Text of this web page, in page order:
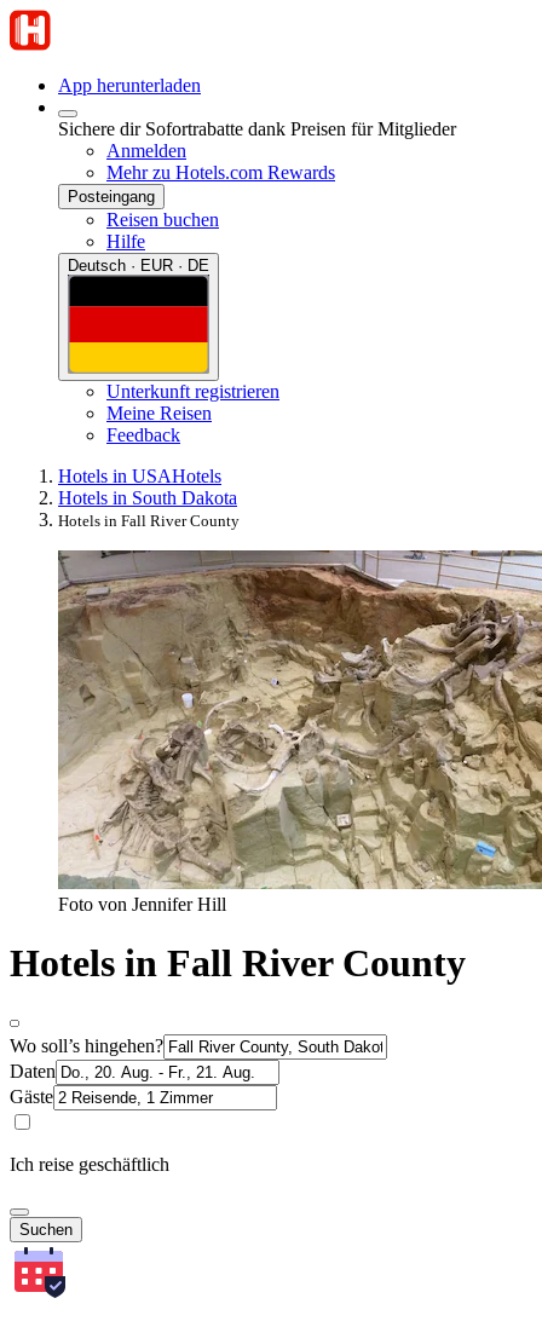
App herunterladen
Sichere dir Sofortrabatte dank Preisen für Mitglieder
Anmelden
Mehr zu Hotels.com Rewards
Posteingang
Reisen buchen
Hilfe
Deutsch · EUR · DE
Unterkunft registrieren
Meine Reisen
Feedback
Hotels in USAHotels
Hotels in South Dakota
Hotels in Fall River County
Foto von Jennifer Hill
Hotels in Fall River County
Wo soll’s hingehen?
Daten
Gäste
Ich reise geschäftlich
Suchen